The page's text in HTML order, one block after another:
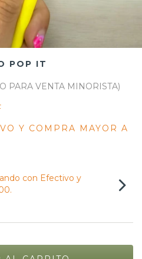
POP IT
Y COMPRA MAYOR A
con Efectivo y